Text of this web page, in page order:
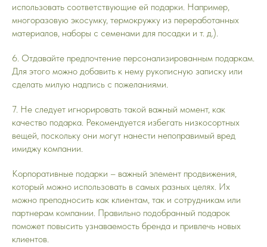
использовать соответствующие ей подарки. Например,
многоразовую экосумку, термокружку из переработанных
материалов, наборы с семенами для посадки и т. д.).
6. Отдавайте предпочтение персонализированным подаркам.
Для этого можно добавить к нему рукописную записку или
сделать милую надпись с пожеланиями.
7. Не следует игнорировать такой важный момент, как
качество подарка. Рекомендуется избегать низкосортных
вещей, поскольку они могут нанести непоправимый вред
имиджу компании.
Корпоративные подарки – важный элемент продвижения,
который можно использовать в самых разных целях. Их
можно преподносить как клиентам, так и сотрудникам или
партнерам компании. Правильно подобранный подарок
поможет повысить узнаваемость бренда и привлечь новых
клиентов.